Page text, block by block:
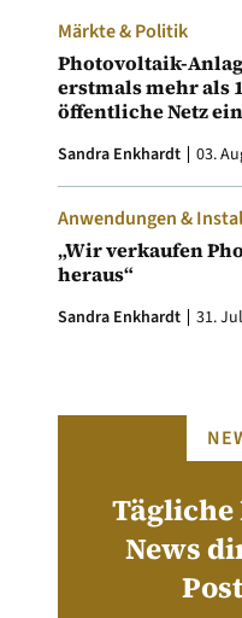
Märkte & Politik
Photovoltaik-
erstmals mehr als
öffentliche Netz ein
Sandra Enkhardt 03.
Anwendungen &
„Wir verkaufen
heraus“
Sandra Enkhardt 31.
News